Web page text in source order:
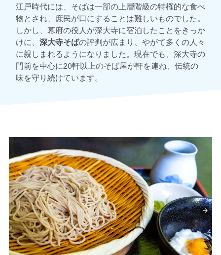
江戸時代には、そばは一部の上層階級の特権的な食べ
物とされ、庶民が口にすることは難しいものでした。
しかし、幕府の役人が深大寺に宿泊したことをきっか
けに、 深大寺そばの評判が広まり、やがて多くの人々
に親しまれるようになりました。現在でも、深大寺の
門前を中心に20軒以上のそば屋が軒を連ね、伝統の
味を守り続けています。